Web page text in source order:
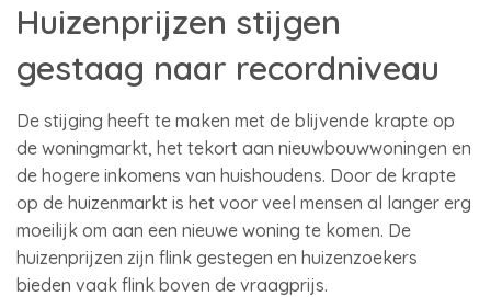
Huizenprijzen stijgen
gestaag naar recordniveau
De stijging heeft te maken met de blijvende krapte op
de woningmarkt, het tekort aan nieuwbouwwoningen en
de hogere inkomens van huishoudens. Door de krapte
op de huizenmarkt is het voor veel mensen al langer erg
moeilijk om aan een nieuwe woning te komen. De
huizenprijzen zijn flink gestegen en huizenzoekers
bieden vaak flink boven de vraagprijs.